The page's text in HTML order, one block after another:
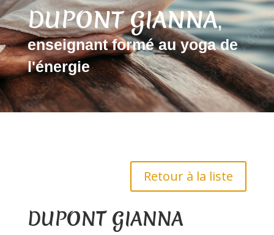
DUPONT GIANNA,
enseignant formé au yoga de
l'énergie
Retour à la liste
DUPONT GIANNA